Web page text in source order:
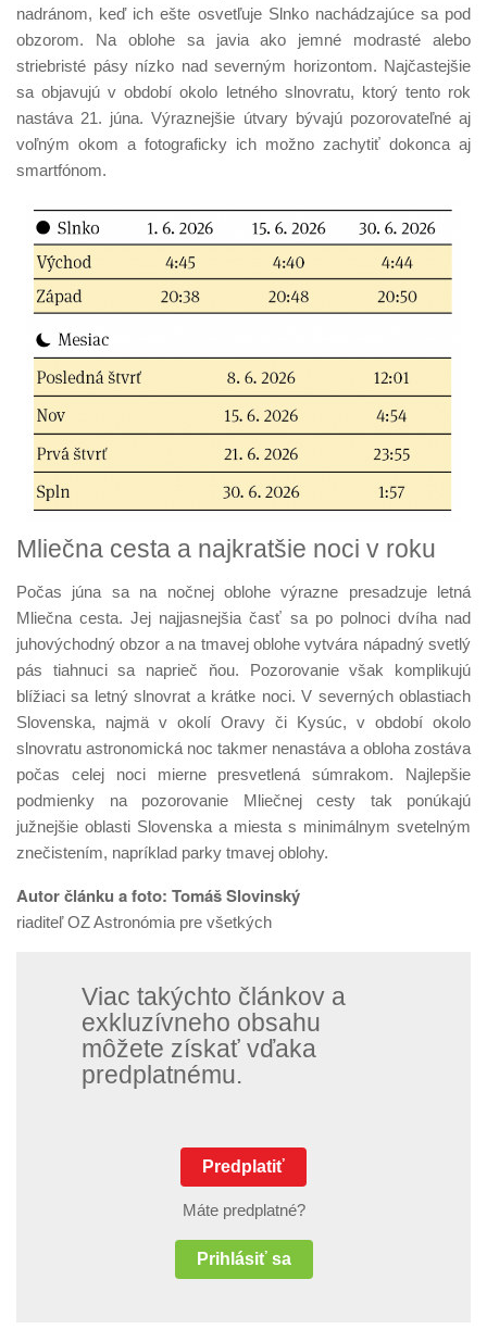
nadránom, keď ich ešte osvetľuje Slnko nachádzajúce sa pod
obzorom. Na oblohe sa javia ako jemné modrasté alebo
striebristé pásy nízko nad severným horizontom. Najčastejšie
sa objavujú v období okolo letného slnovratu, ktorý tento rok
nastáva 21. júna. Výraznejšie útvary bývajú pozorovateľné aj
voľným okom a fotograficky ich možno zachytiť dokonca aj
smartfónom.
Mliečna cesta a najkratšie noci v roku
Počas júna sa na nočnej oblohe výrazne presadzuje letná
Mliečna cesta. Jej najjasnejšia časť sa po polnoci dvíha nad
juhovýchodný obzor a na tmavej oblohe vytvára nápadný svetlý
pás tiahnuci sa naprieč ňou. Pozorovanie však komplikujú
blížiaci sa letný slnovrat a krátke noci. V severných oblastiach
Slovenska, najmä v okolí Oravy či Kysúc, v období okolo
slnovratu astronomická noc takmer nenastáva a obloha zostáva
počas celej noci mierne presvetlená súmrakom. Najlepšie
podmienky na pozorovanie Mliečnej cesty tak ponúkajú
južnejšie oblasti Slovenska a miesta s minimálnym svetelným
znečistením, napríklad parky tmavej oblohy.
Autor článku a foto: Tomáš Slovinský
riaditeľ OZ Astronómia pre všetkých
Viac takýchto článkov a
exkluzívneho obsahu
môžete získať vďaka
predplatnému.
Predplatiť
Máte predplatné?
Prihlásiť sa